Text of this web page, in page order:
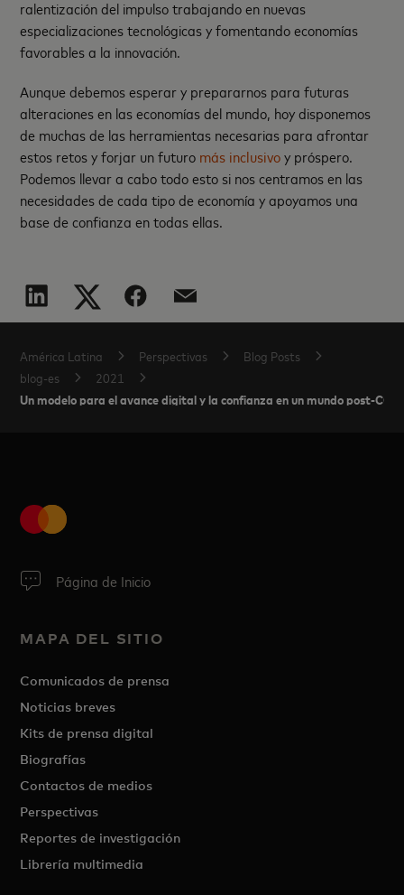
ralentización del impulso trabajando en nuevas
especializaciones tecnológicas y fomentando economías
favorables a la innovación.
Aunque debemos esperar y prepararnos para futuras
alteraciones en las economías del mundo, hoy disponemos
de muchas de las herramientas necesarias para afrontar
estos retos y forjar un futuro más inclusivoy próspero.
Podemos llevar a cabo todo esto si nos centramos en las
necesidades de cada tipo de economía y apoyamos una
base de confianza en todas ellas.
América Latina Perspectivas
Blog Posts
blog-es
2021
Un modelo para el avance digital y la confianza en un mundo post-
Página de Inicio
MAPA DEL SITIO
Comunicados de prensa
Noticias breves
Kits de prensa digital
Biografías
Contactos de medios
Perspectivas
Reportes de investigación
Librería multimedia